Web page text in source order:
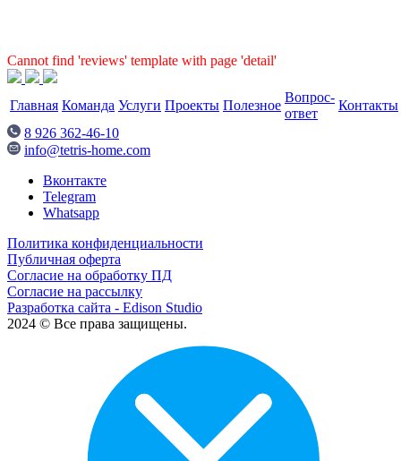
Cannot find 'reviews' template with page 'detail'
Главная Команда Услуги Проекты Полезное
Вопрос-
ответ
Контакты
8 926 362-46-10
info@tetris-home.com
Вконтакте
Telegram
Whatsapp
Политика конфиденциальности
Публичная оферта
Согласие на обработку ПД
Согласие на рассылку
Разработка сайта - Edison Studio
2024 © Все права защищены.